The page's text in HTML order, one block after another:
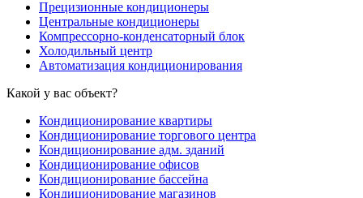
Прецизионные кондиционеры
Центральные кондиционеры
Компрессорно-конденсаторный блок
Холодильный центр
Автоматизация кондиционирования
Какой у вас объект?
Кондиционирование квартиры
Кондиционирование торгового центра
Кондиционирование адм. зданий
Кондиционирование офисов
Кондиционирование бассейна
Кондиционирование магазинов